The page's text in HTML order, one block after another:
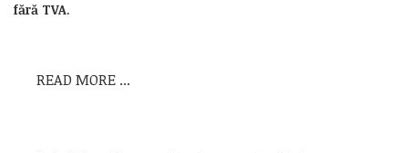
fără TVA.
READ MORE ...